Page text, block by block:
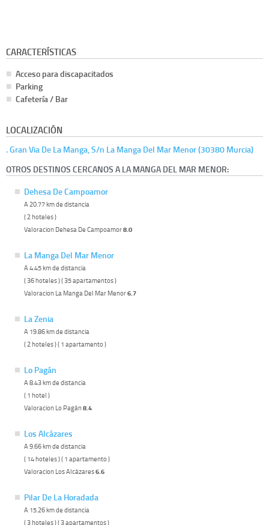
CARACTERÍSTICAS
Acceso para discapacitados
Parking
Cafetería / Bar
LOCALIZACIÓN
. Gran Via De La Manga, S/n La Manga Del Mar Menor (30380 Murcia)
OTROS DESTINOS CERCANOS A LA MANGA DEL MAR MENOR:
Dehesa De Campoamor
A 20.77 km de distancia
( 2 hoteles )
Valoracion Dehesa De Campoamor8.0
La Manga Del Mar Menor
A 4.45 km de distancia
( 36 hoteles ) ( 35 apartamentos )
Valoracion La Manga Del Mar Menor6.7
La Zenia
A 19.86 km de distancia
( 2 hoteles ) ( 1 apartamento )
Lo Pagán
A 8.43 km de distancia
( 1 hotel )
Valoracion Lo Pagán8.4
Los Alcázares
A 9.66 km de distancia
( 14 hoteles ) ( 1 apartamento )
Valoracion Los Alcázares6.6
Pilar De La Horadada
A 15.26 km de distancia
( 3 hoteles ) ( 3 apartamentos )